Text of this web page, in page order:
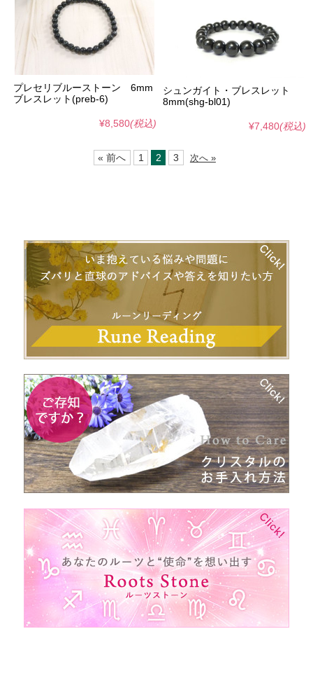
プレセリブルーストーン 6mm
ブレスレット(preb-6)
¥8,580(税込)
シュンガイト・ブレスレット
8mm(shg-bl01)
¥7,480(税込)
« 前へ 1 2 3 次へ »